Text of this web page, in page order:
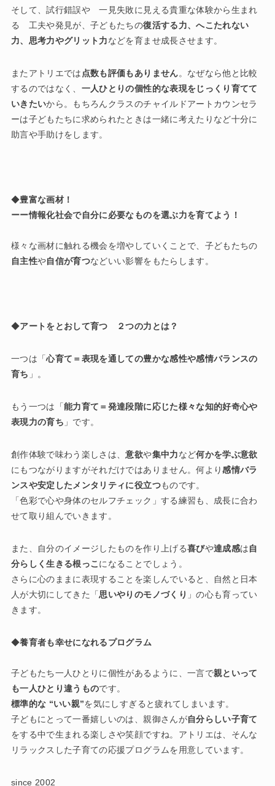
そして、試行錯誤や 一見失敗に見える貴重な体験から生まれ
る 工夫や発見が、子どもたちの復活する力、へこたれない
力、思考力やグリット力などを育ませ成長させます。
またアトリエでは 点数も評価もありません。なぜなら他と比較
するのではなく、 一人ひとりの個性的な表現をじっくり育てて
いきたいから。もちろんクラスのチャイルドアートカウンセラ
ーは子どもたちに求められたときは一緒に考えたりなど十分に
助言や手助けをします。
◆豊富な画材！
ーー情報化社会で自分に必要なものを選ぶ力を育てよう！
様々な画材に触れる機会を増やしていくことで、子どもたちの
自主性や自信が育つなどいい影響をもたらします。
◆アートをとおして育つ ２つの力とは？
一つは「心育て＝表現を通しての豊かな感性や感情バランスの
育ち 」。
もう一つは「能力育て＝発達段階に応じた様々な知的好奇心や
表現力の育ち 」です。
創作体験で味わう楽しさは、意欲や集中力など何かを学ぶ意欲
にもつながりますがそれだけではありません。何より感情バラ
ンスや安定したメンタリティに役立つものです。
「色彩で心や身体のセルフチェック」する練習も、成長に合わ
せて取り組んでいきます。
また、自分のイメージしたものを作り上げる喜びや達成感は自
分らしく生きる根っこ になることでしょう。
さらに心のままに表現することを楽しんでいると、自然と日本
人が大切にしてきた「思いやりのモノづくり 」の心も育ってい
きます。
◆養育者も幸せになれるプログラム
子どもたち一人ひとりに個性があるように、一言で親といって
も一人ひとり違うものです。
標準的な “いい親”を気にしすぎると疲れてしまいます。
子どもにとって一番嬉しいのは、親御さんが自分らしい子育て
をする中で生まれる楽しさや笑顔ですね。アトリエは、そんな
リラックスした子育ての応援プログラムを用意しています。
since 2002